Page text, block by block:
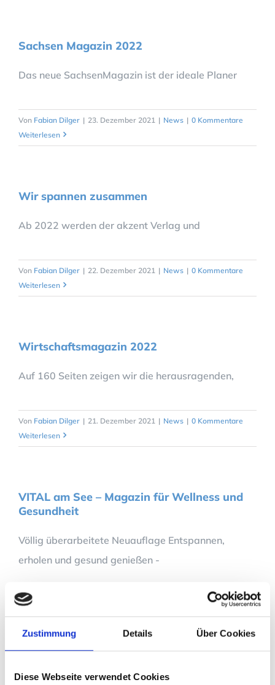
Zustimmung Details Über Cookies
Diese Webseite verwendet Cookies
Sachsen Magazin 2022
Das neue SachsenMagazin ist der ideale Planer
Von Fabian Dilger | 23. Dezember 2021 | News | 0 Kommentare
Weiterlesen
Wir spannen zusammen
Ab 2022 werden der akzent Verlag und
Von Fabian Dilger | 22. Dezember 2021 | News | 0 Kommentare
Weiterlesen
Wirtschaftsmagazin 2022
Auf 160 Seiten zeigen wir die herausragenden,
Von Fabian Dilger | 21. Dezember 2021 | News | 0 Kommentare
Weiterlesen
VITAL am See – Magazin für Wellness und
Gesundheit
Völlig überarbeitete Neuauflage Entspannen,
erholen und gesund genießen -
Von
0 Kommentare
Weiterlesen
News Platzhalter 1